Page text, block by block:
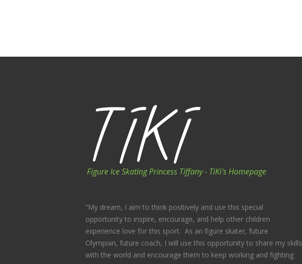
Figure Ice Skating Princess Tiffany - TiKi's Homepage
“My dream, I aim to think positively and use this special
opportunity to inspire, encourage, and help other children
experience love for this sport. As an figure skater, future
Olympian, future coach, I will use this opportunity to share my skills
with the world and encourage them to keep working and fighting